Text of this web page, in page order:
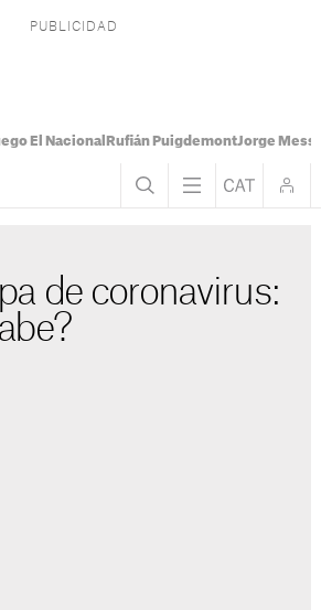
El Nacional Rufián PuigdemontJorge Messi
de coronavirus: